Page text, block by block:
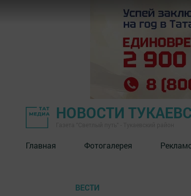
НОВОСТИ
Главная Фотогалерея
ВЕСТИ